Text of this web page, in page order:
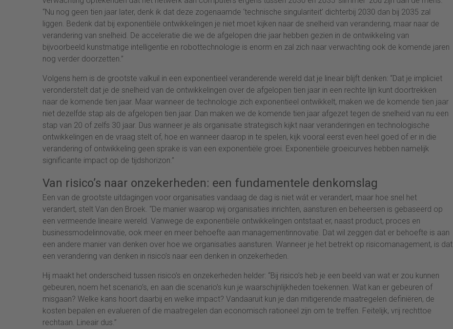
“Nu nog geen tien jaar later, denk ik dat deze zogenaamde ‘technische singulariteit’ dichterbij 2030 dan bij 2035 zal
liggen. Bedenk dat bij exponentiële ontwikkelingen je niet moet kijken naar de snelheid van verandering, maar naar de
verandering van snelheid. De acceleratie die we de afgelopen drie jaar hebben gezien in de ontwikkeling van
bijvoorbeeld kunstmatige intelligentie en robottechnologie is enorm en zal zich naar verwachting ook de komende jaren
nog verder doorzetten.”
Volgens hem is de grootste valkuil in een exponentieel veranderende wereld dat je lineair blijft denken: “Dat je impliciet
veronderstelt dat je de snelheid van de ontwikkelingen over de afgelopen tien jaar in een rechte lijn kunt doortrekken
naar de komende tien jaar. Maar wanneer de technologie zich exponentieel ontwikkelt, maken we de komende tien jaar
niet dezelfde stap als de afgelopen tien jaar. Dan maken we de komende tien jaar afgezet tegen de snelheid van nu een
stap van 20 of zelfs 30 jaar. Dus wanneer je als organisatie strategisch kijkt naar veranderingen en technologische
ontwikkelingen en de vraag stelt of, hoe en wanneer daarop in te spelen, kijk vooral eerst even heel goed of er in die
verandering of ontwikkeling geen sprake is van een exponentiële groei. Exponentiële groeicurves hebben namelijk
significante impact op de tijdshorizon.”
Van risico’s naar onzekerheden: een fundamentele denkomslag
Een van de grootste uitdagingen voor organisaties vandaag de dag is niet wát er verandert, maar hoe snel het
verandert, stelt Van den Broek. “De manier waarop wij organisaties inrichten, aansturen en beheersen is gebaseerd op
een vermeende lineaire wereld. Vanwege de exponentiële ontwikkelingen ontstaat er, naast product, proces en
businessmodelinnovatie, ook meer en meer behoefte aan managementinnovatie. Dat wil zeggen dat er behoefte is aan
een andere manier van denken over hoe we organisaties aansturen. Wanneer je het betrekt op risicomanagement, is dat
een verandering van denken in risico’s naar een denken in onzekerheden.
Hij maakt het onderscheid tussen risico’s en onzekerheden helder: “Bij risico’s heb je een beeld van wat er zou kunnen
gebeuren, noem het scenario’s, en aan die scenario’s kun je waarschijnlijkheden toekennen. Wat kan er gebeuren of
misgaan? Welke kans hoort daarbij en welke impact? Vandaaruit kun je dan mitigerende maatregelen definiëren, de
kosten bepalen en evalueren of die maatregelen dan economisch rationeel zijn om te treffen. Feitelijk, vrij rechttoe
rechtaan. Lineair dus.”